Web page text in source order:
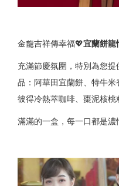
金龍吉祥傳幸福💖宜蘭餅龍
充滿節慶氛圍，特別為您
品：阿華田宜蘭餅、特牛米
彼得冷熱萃咖啡、棗泥核桃
滿滿的一盒，每一口都是濃